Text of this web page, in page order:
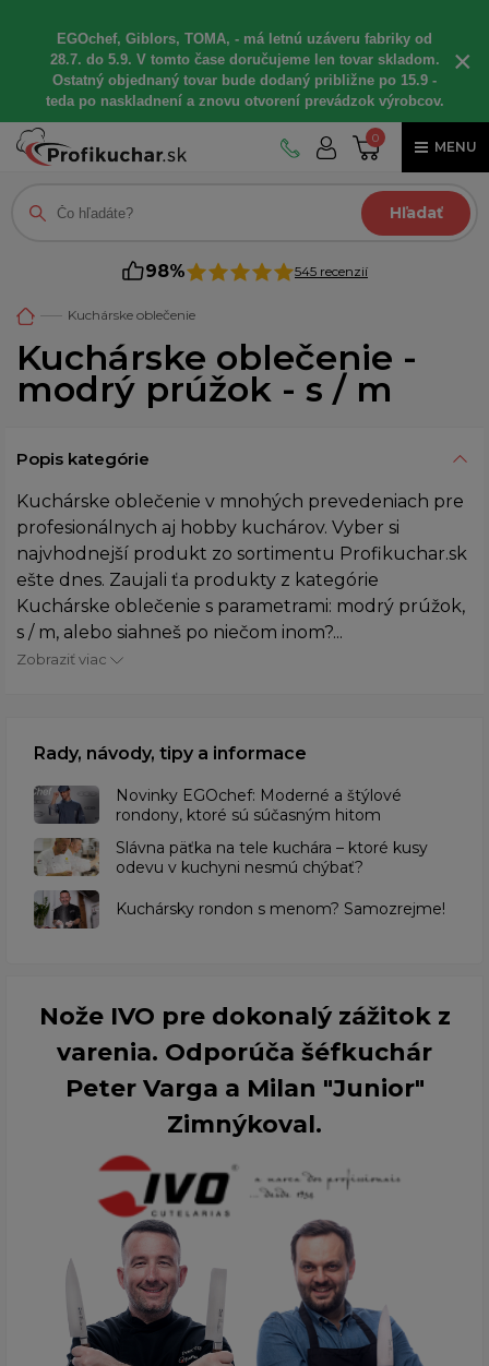
EGOchef, Giblors, TOMA, - má letnú uzáveru fabriky od
28.7. do 5.9. V tomto čase doručujeme len tovar skladom.
Ostatný objednaný tovar bude dodaný približne po 15.9 -
teda po naskladnení a znovu otvorení prevádzok výrobcov.
×
0
MENU
Hľadať
98% 545 recenzií
Kuchárske oblečenie
Kuchárske oblečenie -
modrý prúžok - s / m
Popis kategórie
Kuchárske oblečenie v mnohých prevedeniach pre
profesionálnych aj hobby kuchárov. Vyber si
najvhodnejší produkt zo sortimentu Profikuchar.sk
ešte dnes. Zaujali ťa produkty z kategórie
Kuchárske oblečenie s parametrami: modrý prúžok,
s / m, alebo siahneš po niečom inom?...
Zobraziť viac
Rady, návody, tipy a informace
Novinky EGOchef: Moderné a štýlové
rondony, ktoré sú súčasným hitom
Slávna päťka na tele kuchára – ktoré kusy
odevu v kuchyni nesmú chýbať?
Kuchársky rondon s menom? Samozrejme!
Nože IVO pre dokonalý zážitok z
varenia. Odporúča šéfkuchár
Peter Varga a Milan "Junior"
Zimnýkoval.